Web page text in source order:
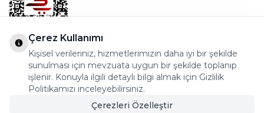
Bostancı Mah. Dar yol Sok. Safir sitesi 5/1 B Blok
Kadıköy - İSTANBUL
info@cekmeceonline.com
Çerez Kullanımı
Kişisel verileriniz, hizmetlerimizin daha iyi bir şekilde
sunulması için mevzuata uygun bir şekilde toplanıp
işlenir. Konuyla ilgili detaylı bilgi almak için Gizlilik
Politikamızı inceleyebilirsiniz.
Çerezleri Özelleştir